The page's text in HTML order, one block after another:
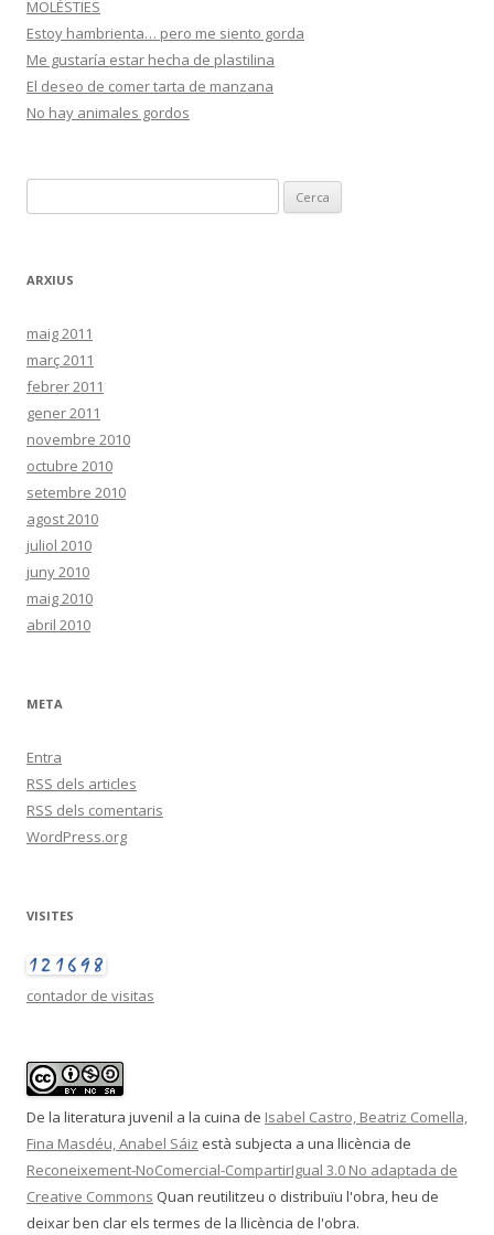
MOLÈSTIES
Estoy hambrienta… pero me siento gorda
Me gustaría estar hecha de plastilina
El deseo de comer tarta de manzana
No hay animales gordos
e
c
ARXIUS
maig 2011
març 2011
febrer 2011
gener 2011
novembre 2010
octubre 2010
setembre 2010
agost 2010
juliol 2010
juny 2010
maig 2010
abril 2010
META
Entra
RSS dels articles
RSS dels comentaris
WordPress.org
VISITES
contador de visitas
De la literatura juvenil a la cuina de Isabel Castro, Beatriz Comella,
Fina Masdéu, Anabel Sáiz està subjecta a una llicència de
Reconeixement-NoComercial-CompartirIgual 3.0 No adaptada de
Creative Commons Quan reutilitzeu o distribuïu l'obra, heu de
deixar ben clar els termes de la llicència de l'obra.